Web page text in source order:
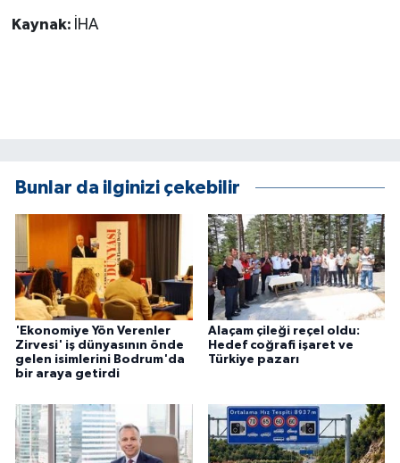
Kaynak: İHA
Bunlar da ilginizi çekebilir
'Ekonomiye Yön Verenler
Zirvesi' iş dünyasının önde
gelen isimlerini Bodrum'da
bir araya getirdi
Alaçam çileği reçel oldu:
Hedef coğrafi işaret ve
Türkiye pazarı